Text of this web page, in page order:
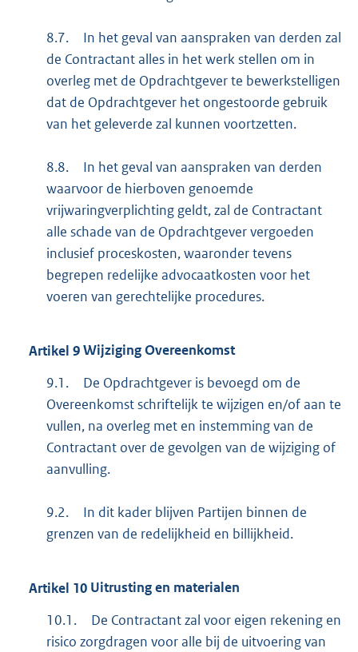
8.7.
In het geval van aanspraken van derden zal
de Contractant alles in het werk stellen om in
overleg met de Opdrachtgever te bewerkstelligen
dat de Opdrachtgever het ongestoorde gebruik
van het geleverde zal kunnen voortzetten.
8.8.
In het geval van aanspraken van derden
waarvoor de hierboven genoemde
vrijwaringverplichting geldt, zal de Contractant
alle schade van de Opdrachtgever vergoeden
inclusief proceskosten, waaronder tevens
begrepen redelijke advocaatkosten voor het
voeren van gerechtelijke procedures.
Artikel 9Wijziging Overeenkomst
9.1.
De Opdrachtgever is bevoegd om de
Overeenkomst schriftelijk te wijzigen en/of aan te
vullen, na overleg met en instemming van de
Contractant over de gevolgen van de wijziging of
aanvulling.
9.2.
In dit kader blijven Partijen binnen de
grenzen van de redelijkheid en billijkheid.
Artikel 10 Uitrusting en materialen
10.1.
De Contractant zal voor eigen rekening en
risico zorgdragen voor alle bij de uitvoering van